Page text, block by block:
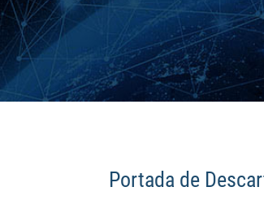
Portada de